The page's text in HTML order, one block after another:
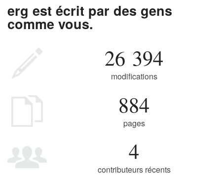
erg est écrit par des gens
comme vous.
26 394
modifications
884
pages
4
contributeurs récents